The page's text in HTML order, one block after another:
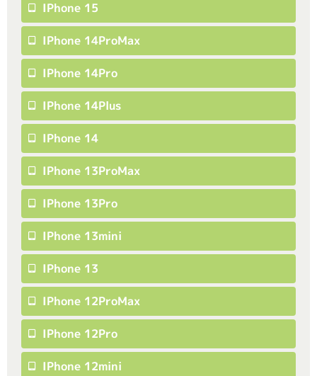
IPhone 15
IPhone 14ProMax
IPhone 14Pro
IPhone 14Plus
IPhone 14
IPhone 13ProMax
IPhone 13Pro
IPhone 13mini
IPhone 13
IPhone 12ProMax
IPhone 12Pro
IPhone 12mini